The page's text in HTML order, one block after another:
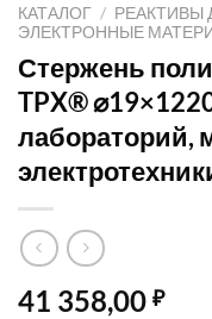
КАТАЛОГ / РЕАКТИВЫ
ЭЛЕКТРОННЫЕ
Стержень
TPX®
лабораторий,
41 358,00 ₽